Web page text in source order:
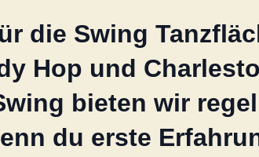
die Swing
Hop und
bieten wir
du erste